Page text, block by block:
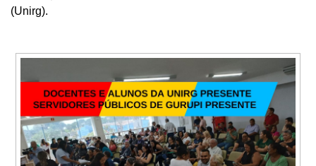
(Unirg).